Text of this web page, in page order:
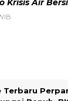
Krisis Air
Terbaru